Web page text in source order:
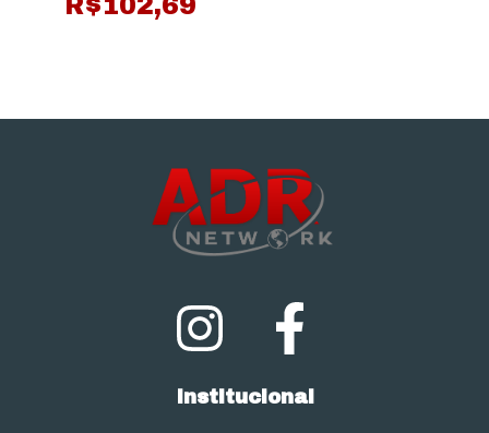
Institucional